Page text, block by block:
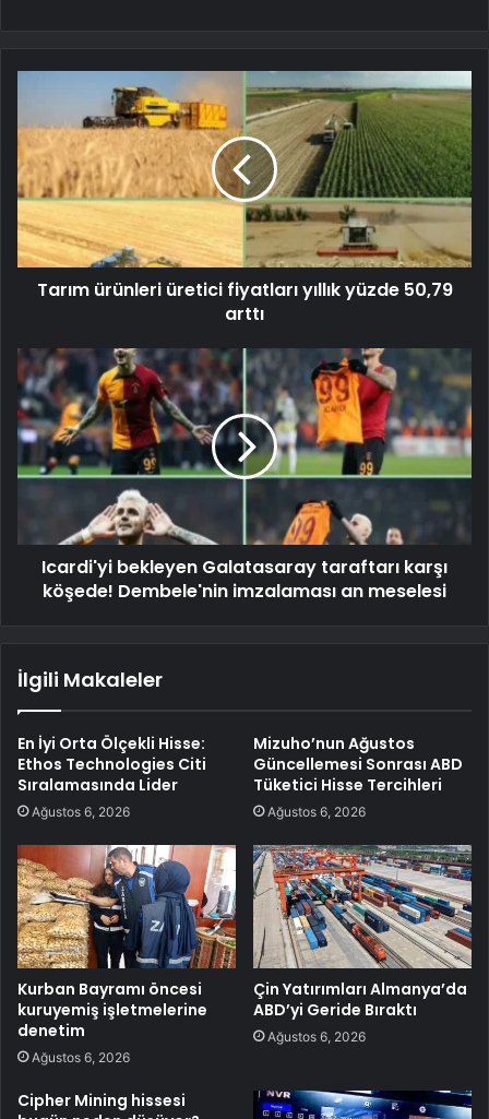
Tarım ürünleri üretici fiyatları yıllık yüzde 50,79
arttı
Icardi'yi bekleyen Galatasaray taraftarı karşı
köşede! Dembele'nin imzalaması an meselesi
İlgili Makaleler
En İyi Orta Ölçekli Hisse:
Ethos Technologies Citi
Sıralamasında Lider
Ağustos 6, 2026
Mizuho’nun Ağustos
Güncellemesi Sonrası ABD
Tüketici Hisse Tercihleri
Ağustos 6, 2026
Kurban Bayramı öncesi
kuruyemiş işletmelerine
denetim
Ağustos 6, 2026
Çin Yatırımları Almanya’da
ABD’yi Geride Bıraktı
Ağustos 6, 2026
Cipher Mining hissesi